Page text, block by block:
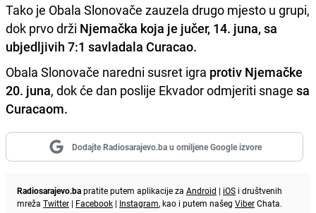
Tako je Obala Slonovače zauzela drugo mjesto u grupi,
dok prvo drži Njemačka koja je jučer, 14. juna, sa
ubjedljivih 7:1 savladala Curacao.
Obala Slonovače naredni susret igra protiv Njemačke
20. juna, dok će dan poslije Ekvador odmjeriti snage sa
Curacaom.
Dodajte Radiosarajevo.ba u omiljene Google izvore
Radiosarajevo.bapratite putem aplikacije za Android | iOS i društvenih
mreža Twitter | Facebook | Instagram, kao i putem našeg ViberChata.